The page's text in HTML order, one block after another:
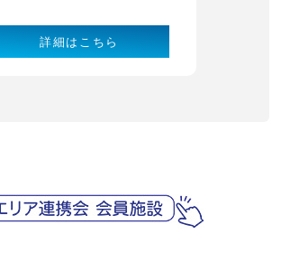
間が登場します。
詳細はこちら